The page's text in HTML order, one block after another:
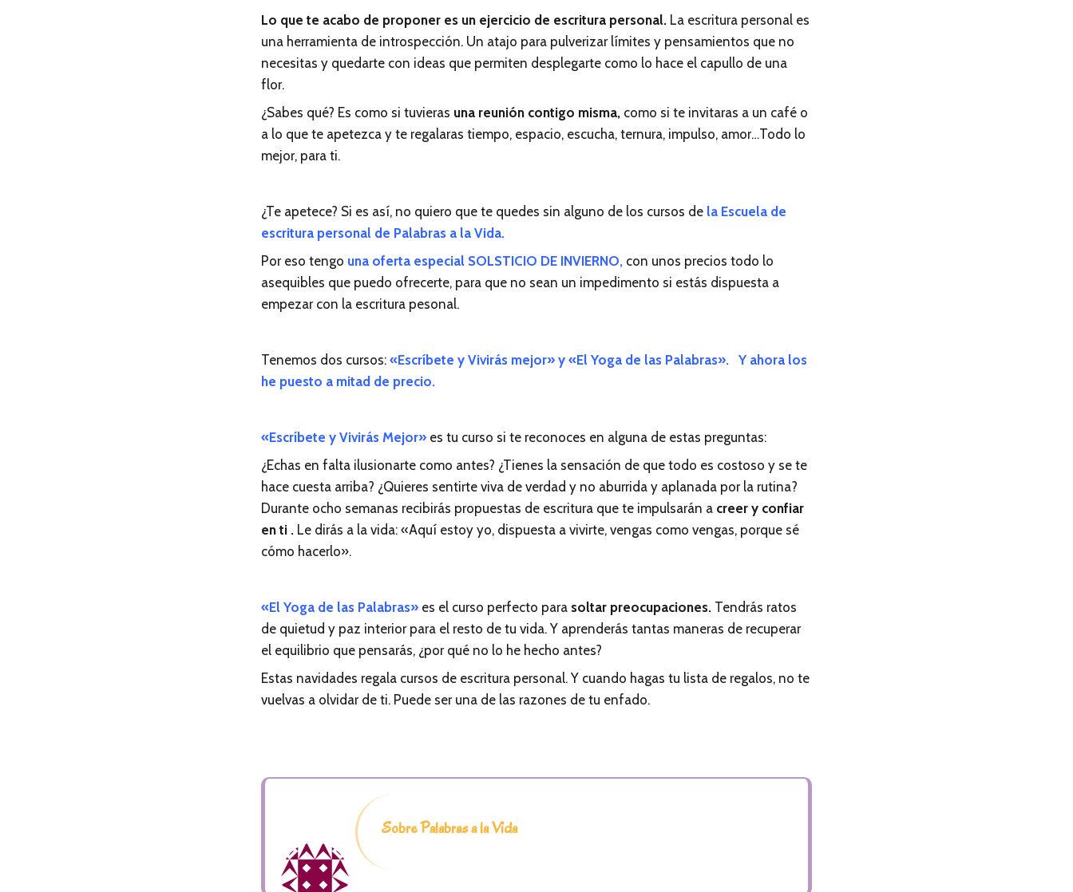
Lo que te acabo de proponer es un ejercicio de escritura personal. La escritura personal es
una herramienta de introspección. Un atajo para pulverizar límites y pensamientos que no
necesitas y quedarte con ideas que permiten desplegarte como lo hace el capullo de una
flor.
¿Sabes qué? Es como si tuvieras una reunión contigo misma, como si te invitaras a un café o
a lo que te apetezca y te regalaras tiempo, espacio, escucha, ternura, impulso, amor…Todo lo
mejor, para ti.
¿Te apetece? Si es así, no quiero que te quedes sin alguno de los cursos de la Escuela de
escritura personal de Palabras a la Vida.
Por eso tengo una oferta especial SOLSTICIO DE INVIERNO, con unos precios todo lo
asequibles que puedo ofrecerte, para que no sean un impedimento si estás dispuesta a
empezar con la escritura pesonal.
Tenemos dos cursos: «Escríbete y Vivirás mejor» y «El Yoga de las Palabras». Y ahora los
he puesto a mitad de precio.
«Escríbete y Vivirás Mejor» es tu curso si te reconoces en alguna de estas preguntas:
¿Echas en falta ilusionarte como antes? ¿Tienes la sensación de que todo es costoso y se te
hace cuesta arriba? ¿Quieres sentirte viva de verdad y no aburrida y aplanada por la rutina?
Durante ocho semanas recibirás propuestas de escritura que te impulsarán a creer y confiar
en ti . Le dirás a la vida: «Aquí estoy yo, dispuesta a vivirte, vengas como vengas, porque sé
cómo hacerlo».
«El Yoga de las Palabras» es el curso perfecto para soltar preocupaciones. Tendrás ratos
de quietud y paz interior para el resto de tu vida. Y aprenderás tantas maneras de recuperar
el equilibrio que pensarás, ¿por qué no lo he hecho antes?
Estas navidades regala cursos de escritura personal. Y cuando hagas tu lista de regalos, no te
vuelvas a olvidar de ti. Puede ser una de las razones de tu enfado.
Sobre Palabras a la Vida